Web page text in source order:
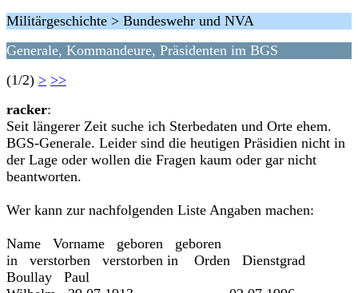
Militärgeschichte > Bundeswehr und NVA
Generale, Kommandeure, Präsidenten im BGS
(1/2) > >>
racker:
Seit längerer Zeit suche ich Sterbedaten und Orte ehem.
BGS-Generale. Leider sind die heutigen Präsidien nicht in
der Lage oder wollen die Fragen kaum oder gar nicht
beantworten.
Wer kann zur nachfolgenden Liste Angaben machen:
Name Vorname geboren geboren
in verstorben verstorben in Orden Dienstgrad
Boullay Paul